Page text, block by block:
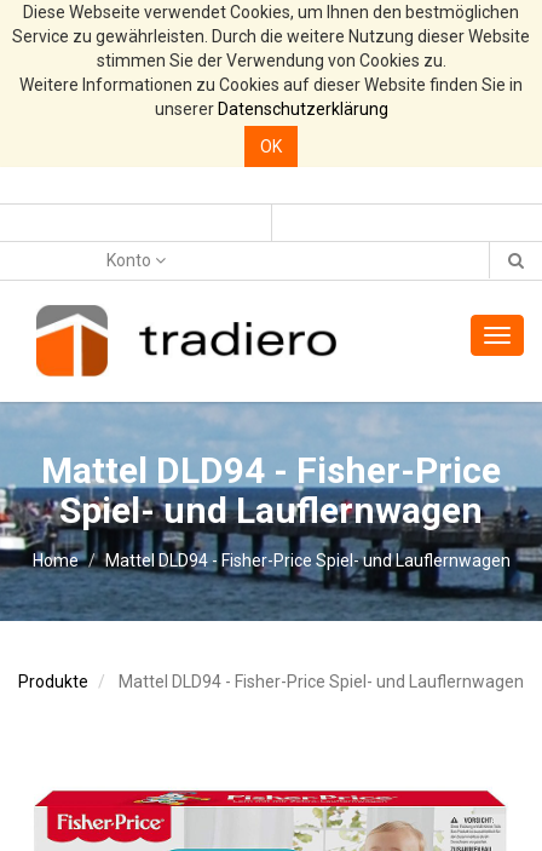
Diese Webseite verwendet Cookies, um Ihnen den bestmöglichen
Service zu gewährleisten. Durch die weitere Nutzung dieser Website
stimmen Sie der Verwendung von Cookies zu.
Weitere Informationen zu Cookies auf dieser Website finden Sie in
unserer Datenschutzerklärung
OK
Konto
Mattel DLD94 - Fisher-Price
Spiel- und Lauflernwagen
Home Mattel DLD94 - Fisher-Price Spiel- und Lauflernwagen
Produkte Mattel DLD94 - Fisher-Price Spiel- und Lauflernwagen